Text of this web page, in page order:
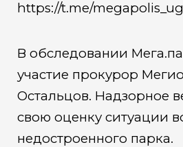
https://t.me/
В обследовании
участие прокурор
Остальцов. Надзорное
свою оценку ситуации
недостроенного парка.